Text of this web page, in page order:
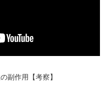
副作用【考察】